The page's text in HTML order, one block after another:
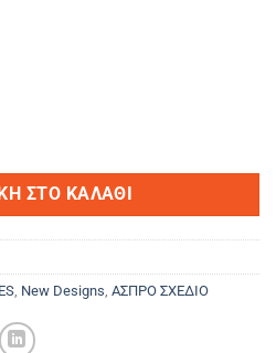
ΣΤΟ ΚΑΛΆΘΙ
, New Designs, ΑΣΠΡΟ ΣΧΕΔΙΟ